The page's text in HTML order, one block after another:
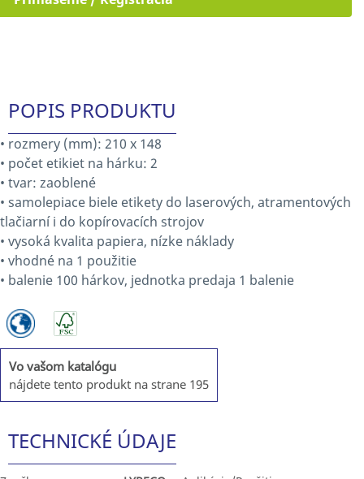
POPIS PRODUKTU
• rozmery (mm): 210 x 148
• počet etikiet na hárku: 2
• tvar: zaoblené
• samolepiace biele etikety do laserových, atramentových
tlačiarní i do kopírovacích strojov
• vysoká kvalita papiera, nízke náklady
• vhodné na 1 použitie
• balenie 100 hárkov, jednotka predaja 1 balenie
Vo vašom katalógu
nájdete tento produkt na strane 195
TECHNICKÉ ÚDAJE